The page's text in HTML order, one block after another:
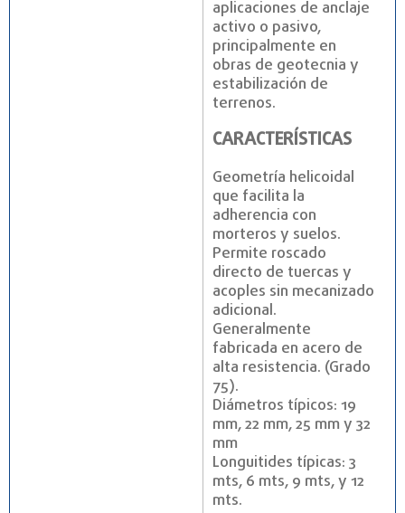
aplicaciones de anclaje
activo o pasivo,
principalmente en
obras de geotecnia y
estabilización de
terrenos.
CARACTERÍSTICAS
Geometría helicoidal
que facilita la
adherencia con
morteros y suelos.
Permite roscado
directo de tuercas y
acoples sin mecanizado
adicional.
Generalmente
fabricada en acero de
alta resistencia. (Grado
75).
Diámetros típicos: 19
mm, 22 mm, 25 mm y 32
mm
Longuitides típicas: 3
mts, 6 mts, 9 mts, y 12
mts.